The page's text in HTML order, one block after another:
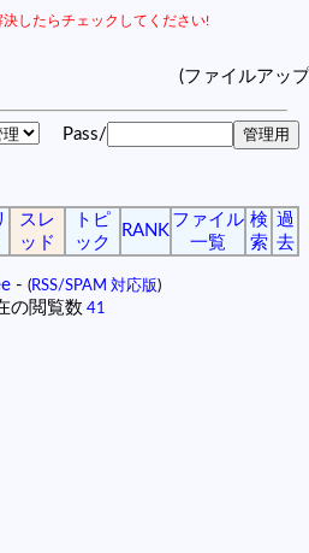
決したらチェックしてください!
(ファイルアッ
Pass/
スレ
ッド
トピ
ック
RANK
ファイル
一覧
検
索
過
去
- (RSS/SPAM 対応版)
の閲覧数 41